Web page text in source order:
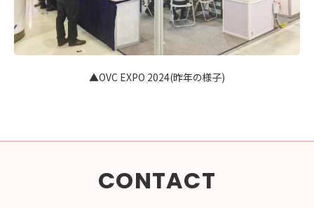
▲OVC EXPO 2024(昨年の様子)
CONTACT